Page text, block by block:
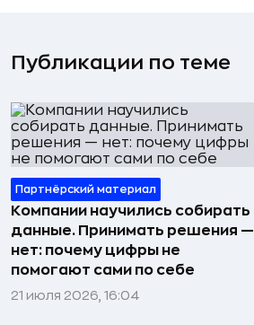
Публикации по теме
Партнёрский материал
Компании научились собирать
данные. Принимать решения —
нет: почему цифры не
помогают сами по себе
21 июля 2026, 16:04